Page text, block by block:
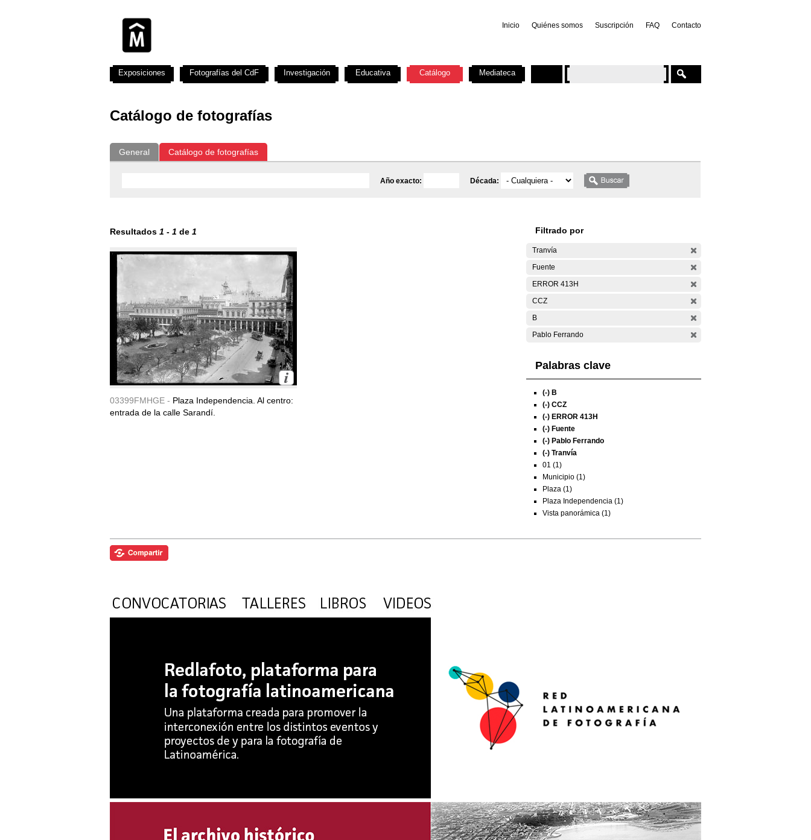
Inicio Quiénes somos Suscripción FAQ Contacto
Catálogo de fotografías
General Catálogo de fotografías
Año exacto: Década:
Resultados 1 - 1 de 1
03399FMHGE - Plaza Independencia. Al centro:
entrada de la calle Sarandí.
Filtrado por
Tranvía
Fuente
ERROR 413H
CCZ
B
Pablo Ferrando
Palabras clave
(-) B
(-) CCZ
(-) ERROR 413H
(-) Fuente
(-) Pablo Ferrando
(-) Tranvía
01 (1)
Municipio (1)
Plaza (1)
Plaza Independencia (1)
Vista panorámica (1)
Exposiciones Fotografías del CdF Investigación Educativa Catálogo Mediateca